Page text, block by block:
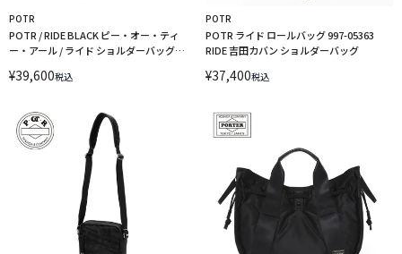
POTR
POTR / RIDE BLACK ピー・オー・ティ
ー・アール / ライド ショルダーバッグ
¥39,600税込
POTR
POTR ライド ロールバッグ 997-05363
RIDE 吉田カバン ショルダーバッグ
¥37,400税込